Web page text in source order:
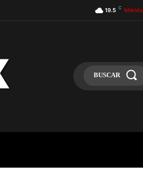
19.5 C Mérida
BUSCAR